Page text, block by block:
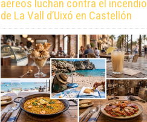
aéreos luchan contra el incendio
de La Vall d’Uixó en Castellón